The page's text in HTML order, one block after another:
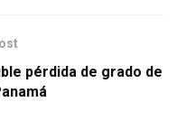
pérdida de grado de